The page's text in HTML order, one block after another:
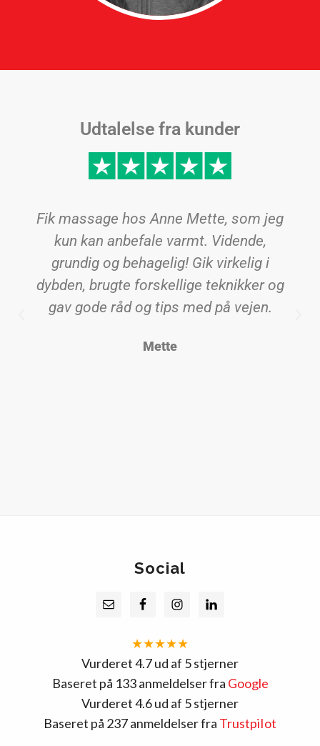
Udtalelse fra kunder
Fik massage hos Anne Mette, som jeg
kun kan anbefale varmt. Vidende,
grundig og behagelig! Gik virkelig i
dybden, brugte forskellige teknikker og
gav gode råd og tips med på vejen.
Mette
Social
★★★★★
Vurderet 4.7 ud af 5 stjerner
Baseret på 133 anmeldelser fra Google
Vurderet 4.6 ud af 5 stjerner
Baseret på 237 anmeldelser fra TrustpiIot